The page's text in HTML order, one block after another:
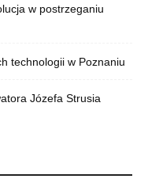
w postrzeganiu
technologii w Poznaniu
Józefa Strusia